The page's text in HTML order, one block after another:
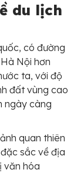
du lịch
có đường
Nội hơn
ta, với độ
đất vùng cao
ngày càng
quan thiên
sắc về địa
văn hóa